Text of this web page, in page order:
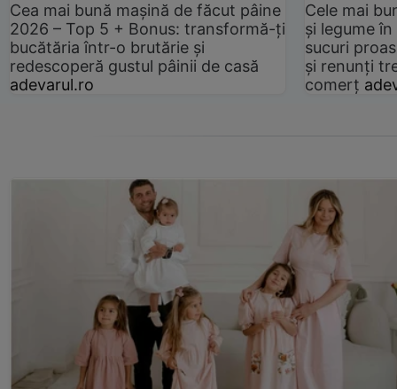
Cea mai bună mașină de făcut pâine
2026 – Top 5 + Bonus: transformă-ți
bucătăria într-o brutărie și
redescoperă gustul pâinii de casă
adevarul.ro
Cele mai
și legume
sucuri
și renunți
comerț